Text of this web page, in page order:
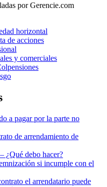
por Gerencie.com
horizontal
de acciones
y comerciales
a pagar por la parte no
de arrendamiento de
¿Qué debo hacer?
si incumple con el
el arrendatario puede